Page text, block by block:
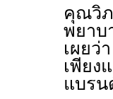
คุณวิภ
พยาบ
เผยว่
เพียง
แบรน